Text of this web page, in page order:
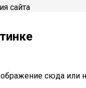
сайта
сюда или